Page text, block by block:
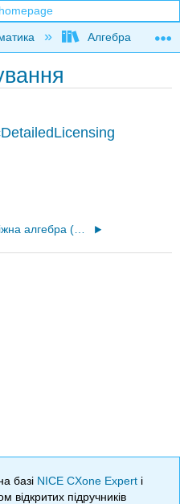
hierarchyАлгебра
Проміжна алгебра (Arnold)
базі NICE CXone Expert і
відкритих підручників